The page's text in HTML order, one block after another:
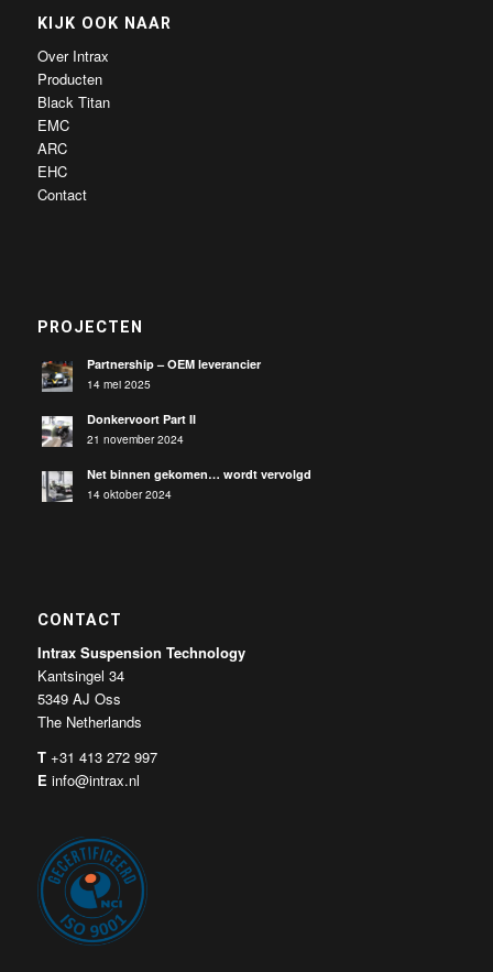
KIJK OOK NAAR
Over Intrax
Producten
Black Titan
EMC
ARC
EHC
Contact
PROJECTEN
Partnership – OEM leverancier
14 mei 2025
Donkervoort Part II
21 november 2024
Net binnen gekomen… wordt vervolgd
14 oktober 2024
CONTACT
Intrax Suspension Technology
Kantsingel 34
5349 AJ Oss
The Netherlands
T +31 413 272 997
E info@intrax.nl